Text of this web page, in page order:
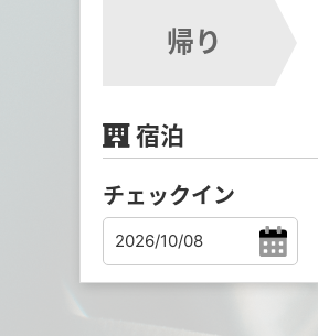
帰り
宿泊
チェックイン